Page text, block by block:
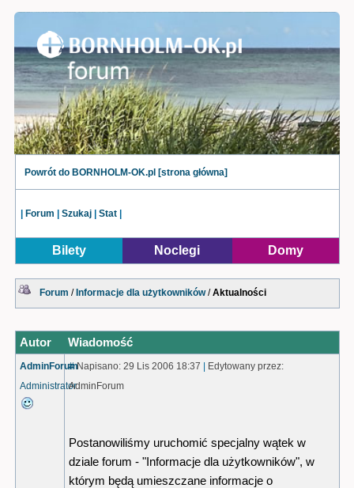
Powrót do BORNHOLM-OK.pl [strona główna]
Forum Szukaj Stat
Bilety Noclegi Domy
Forum / Informacje dla użytkowników/Aktualności
Autor Wiadomość
AdminForum
Administrator
#Napisano: 29 Lis 2006 18:37
Edytowany przez:
AdminForum
Postanowiliśmy uruchomić specjalny wątek w
dziale forum - "Informacje dla użytkowników", w
którym będą umieszczane informacje o